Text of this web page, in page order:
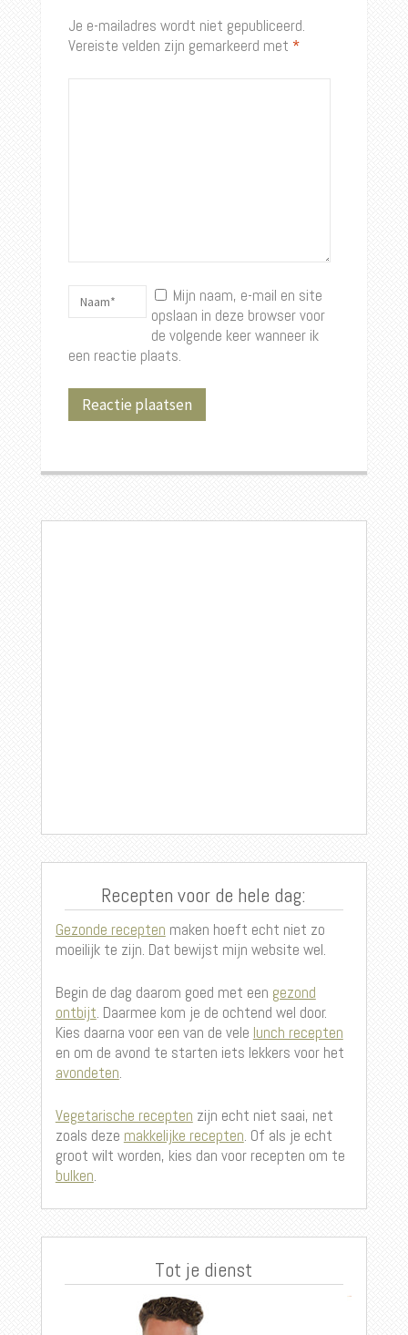
Je e-mailadres wordt niet gepubliceerd.
Vereiste velden zijn gemarkeerd met *
Mijn naam, e-mail en site
opslaan in deze browser voor
de volgende keer wanneer ik
een reactie plaats.
Recepten voor de hele dag:
Gezonde recepten maken hoeft echt niet zo
moeilijk te zijn. Dat bewijst mijn website wel.
Begin de dag daarom goed met een gezond
ontbijt. Daarmee kom je de ochtend wel door.
Kies daarna voor een van de vele lunch recepten
en om de avond te starten iets lekkers voor het
avondeten.
Vegetarische recepten zijn echt niet saai, net
zoals deze makkelijke recepten. Of als je echt
groot wilt worden, kies dan voor recepten om te
bulken.
Tot je dienst